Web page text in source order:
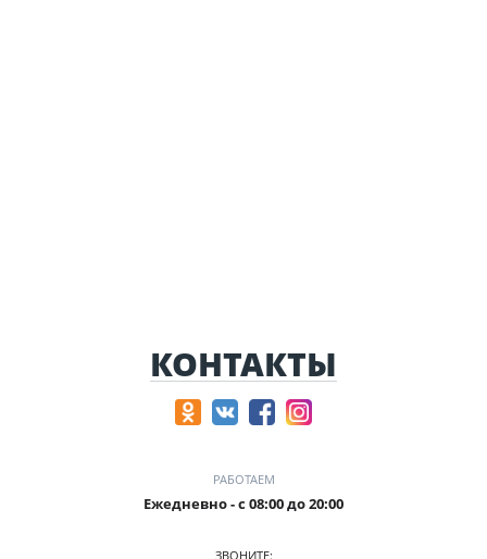
КОНТАКТЫ
РАБОТАЕМ
Ежедневно - с 08:00 до 20:00
ЗВОНИТЕ: